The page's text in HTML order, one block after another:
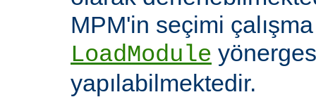
MPM'in seçimi
LoadModule
yapılabilmektedir.